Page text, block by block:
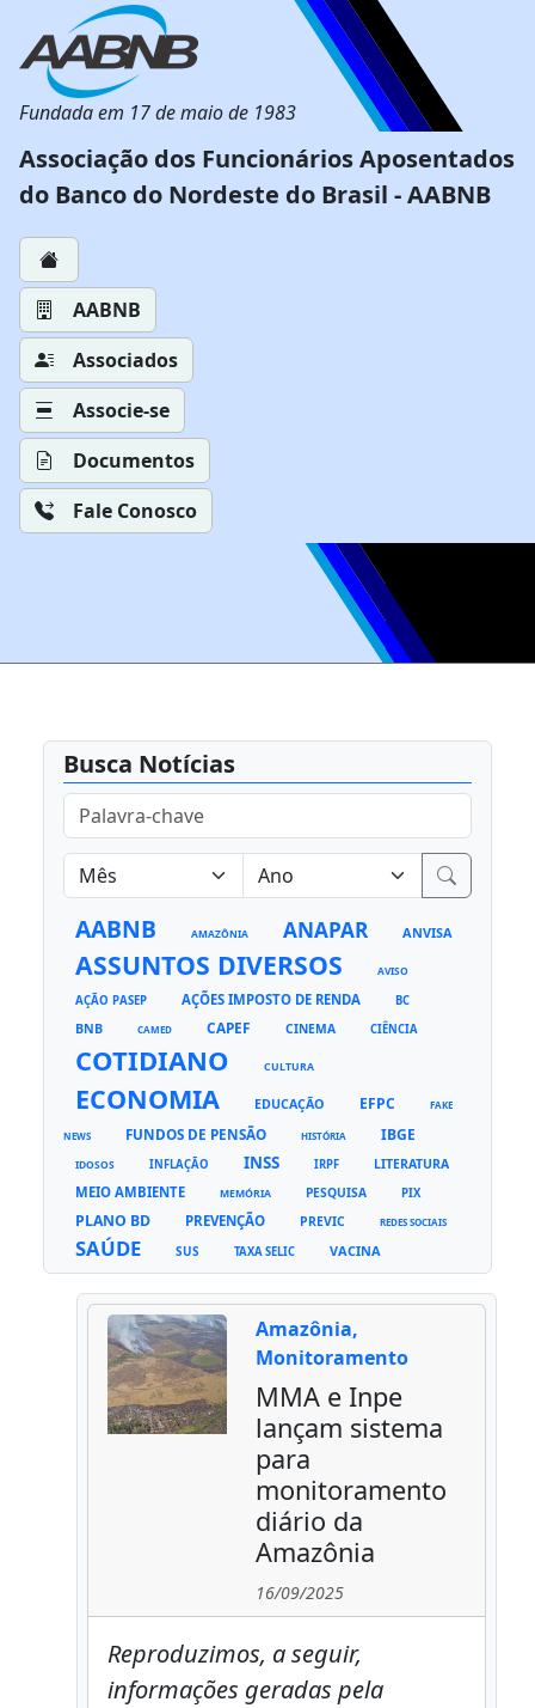
Fundada em 17 de maio de 1983
Associação dos Funcionários Aposentados
do Banco do Nordeste do Brasil - AABNB
AABNB
Associados
Associe-se
Documentos
Fale Conosco
Busca Notícias
AABNB AMAZÔNIA ANAPAR ANVISA
ASSUNTOS DIVERSOS AVISO
AÇÃO PASEP AÇÕES IMPOSTO DE RENDA BC
BNB CAMED CAPEF CINEMA CIÊNCIA
COTIDIANO CULTURA
ECONOMIA EDUCAÇÃO EFPC FAKE
NEWS FUNDOS DE PENSÃO HISTÓRIA IBGE
IDOSOS INFLAÇÃO INSS IRPF LITERATURA
MEIO AMBIENTE MEMÓRIA PESQUISA PIX
PLANO BD PREVENÇÃO PREVIC REDES SOCIAIS
SAÚDE SUS TAXA SELIC VACINA
Amazônia,
Monitoramento
MMA e Inpe
lançam sistema
para
monitoramento
diário da
Amazônia
16/09/2025
Reproduzimos, a seguir,
informações geradas pela